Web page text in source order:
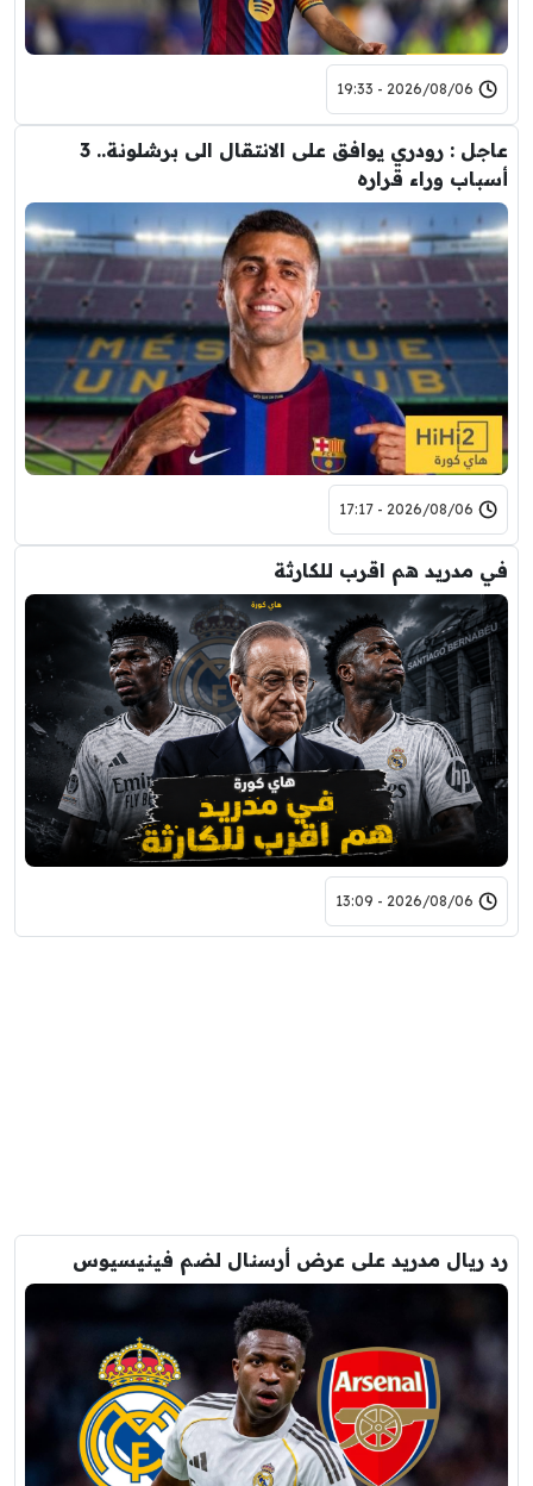
2026/08/06 - 19:33
عاجل : رودري يوافق على الانتقال الى برشلونة.. 3
أسباب وراء قراره
2026/08/06 - 17:17
في مدريد هم اقرب للكارثة
2026/08/06 - 13:09
رد ريال مدريد على عرض أرسنال لضم فينيسيوس